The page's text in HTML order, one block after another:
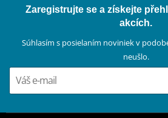
Zaregistrujte se a získejte
akcích.
Súhlasím s posielaním noviniek v
neušlo.